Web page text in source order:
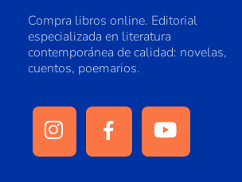
Compra libros online. Editorial
especializada en literatura
contemporánea de calidad: novelas,
cuentos, poemarios.